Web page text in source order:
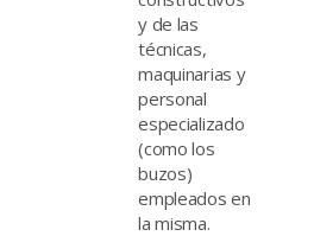
y de las
técnicas,
maquinarias y
personal
especializado
(como los
buzos)
empleados en
la misma.